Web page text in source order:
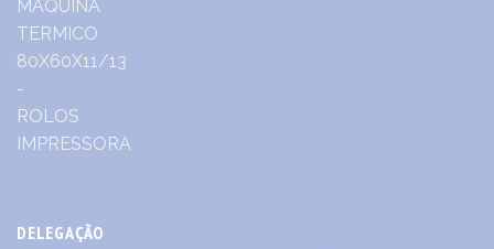
DELEGAÇÃO